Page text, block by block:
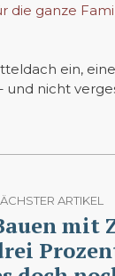
die ganze
ein,
nicht
ARTIKEL
mit